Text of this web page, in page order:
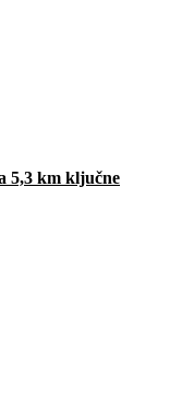
5,3 km ključne